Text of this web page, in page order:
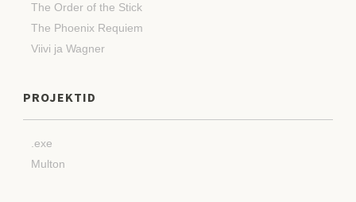
The Order of the Stick
The Phoenix Requiem
Viivi ja Wagner
PROJEKTID
.exe
Multon